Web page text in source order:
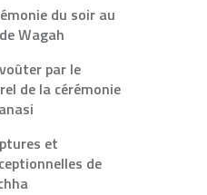
du soir au
Wagah
par le
de la cérémonie
et
de